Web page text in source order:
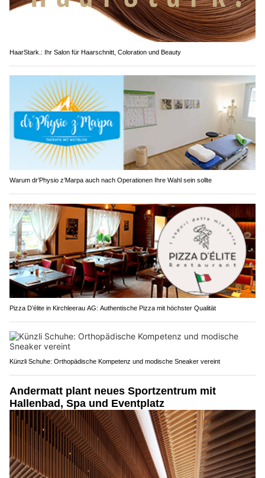
HaarStark.: Ihr Salon für Haarschnitt, Coloration und Beauty
Warum dr’Physio z’Marpa auch nach Operationen Ihre Wahl sein sollte
Pizza D’élite in Kirchleerau AG: Authentische Pizza mit höchster Qualität
Künzli Schuhe: Orthopädische Kompetenz und modische Sneaker vereint
Andermatt plant neues Sportzentrum mit
Hallenbad, Spa und Eventplatz